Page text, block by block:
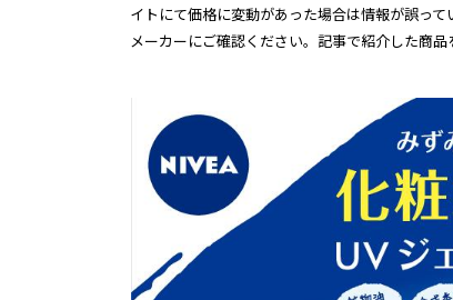
イトにて価格に変動があった場合は情報が誤っ
メーカーにご確認ください。記事で紹介した商